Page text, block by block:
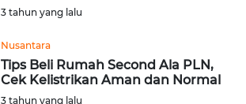
3 tahun yang lalu
Nusantara
Tips Beli Rumah Second Ala PLN,
Cek Kelistrikan Aman dan Normal
3 tahun yang lalu